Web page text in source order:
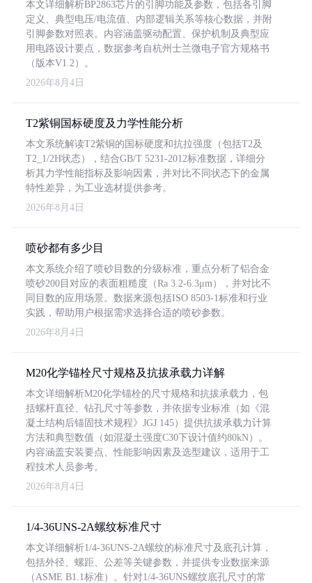
本文详细解析BP2863芯片的引脚功能及参数，包括各引脚
定义、典型电压/电流值、内部逻辑关系等核心数据，并附
引脚参数对照表。内容涵盖驱动配置、保护机制及典型应
用电路设计要点，数据参考自杭州士兰微电子官方规格书
（版本V1.2）。
2026年8月4日
T2紫铜国标硬度及力学性能分析
本文系统解读T2紫铜的国标硬度和抗拉强度（包括T2及
T2_1/2H状态），结合GB/T 5231-2012标准数据，详细分
析其力学性能指标及影响因素，并对比不同状态下的金属
特性差异，为工业选材提供参考。
2026年8月4日
喷砂都有多少目
本文系统介绍了喷砂目数的分级标准，重点分析了铝合金
喷砂200目对应的表面粗糙度（Ra 3.2-6.3μm），并对比不
同目数的应用场景。数据来源包括ISO 8503-1标准和行业
实践，帮助用户根据需求选择合适的喷砂参数。
2026年8月4日
M20化学锚栓尺寸规格及抗拔承载力详解
本文详细解析M20化学锚栓的尺寸规格和抗拔承载力，包
括螺杆直径、钻孔尺寸等参数，并依据专业标准（如《混
凝土结构后锚固技术规程》JGJ 145）提供抗拔承载力计算
方法和典型数值（如混凝土强度C30下设计值约80kN）。
内容涵盖安装要点、性能影响因素及选型建议，适用于工
程技术人员参考。
2026年8月4日
1/4-36UNS-2A螺纹标准尺寸
本文详细解析1/4-36UNS-2A螺纹的标准尺寸及底孔计算，
包括外径、螺距、公差等关键参数，并提供专业数据来源
（ASME B1.1标准）。针对1/4-36UNS螺纹底孔尺寸的常